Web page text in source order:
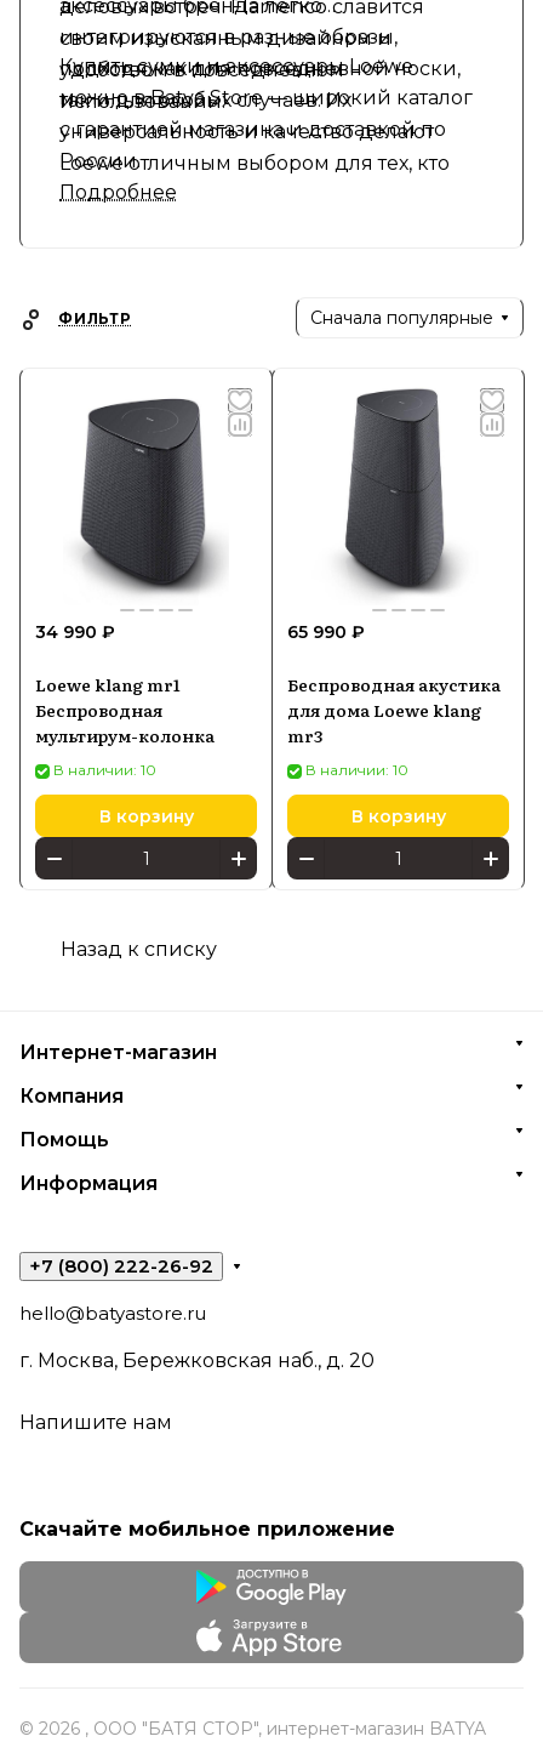
деловых встреч. Flamenco славится
своим изысканным дизайном и
удобством в повседневном
использовании.
аксессуары бренда легко
интегрируются в разные образы,
подходя как для повседневной носки,
так и для особых случаев. Их
универсальность и качество делают
Loewe отличным выбором для тех, кто
ценит сочетание практичности и
Купить сумки и аксессуары Loewe
можно в Batya Store — широкий каталог
с гарантией магазина и доставкой по
России.
Подробнее
ФИЛЬТР Сначала популярные
34 990 ₽
Loewe klang mr1
Беспроводная
мультирум-колонка
В наличии: 10
В корзину
65 990 ₽
Беспроводная акустика
для дома Loewe klang
mr3
В наличии: 10
В корзину
Назад к списку
Интернет-магазин
Компания
Помощь
Информация
+7 (800) 222-26-92
hello@batyastore.ru
г. Москва, Бережковская наб., д. 20
Напишите нам
Скачайте мобильное приложение
© 2026 , ООО "БАТЯ СТОР", интернет-магазин BATYA